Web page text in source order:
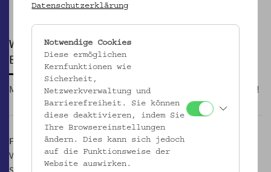
Pause
WINTERGARTEN
Bio-Glühmost, Glühwein & Musikkonserven
Mit Kunsthandwerk und Workshops, Origami und Blattgold!
Freitags: Glühmost & Musikkonserven
Volkskundemseum/ Kredenz mit GeSOKS (Gesellschaft für
Datenschutzerklärung
Notwendige Cookies
Diese ermöglichen
Kernfunktionen wie
Sicherheit,
Netzwerkverwaltung und
Barrierefreiheit. Sie können
diese deaktivieren, indem Sie
Ihre Browsereinstellungen
ändern. Dies kann sich jedoch
auf die Funktionsweise der
Website auswirken.